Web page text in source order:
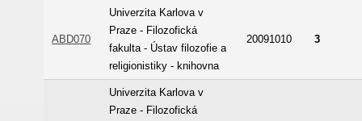
ABD070
Univerzita Karlova v
Praze - Filozofická
fakulta - Ústav filozofie a
religionistiky - knihovna
20091010 3
Univerzita Karlova v
Praze - Filozofická